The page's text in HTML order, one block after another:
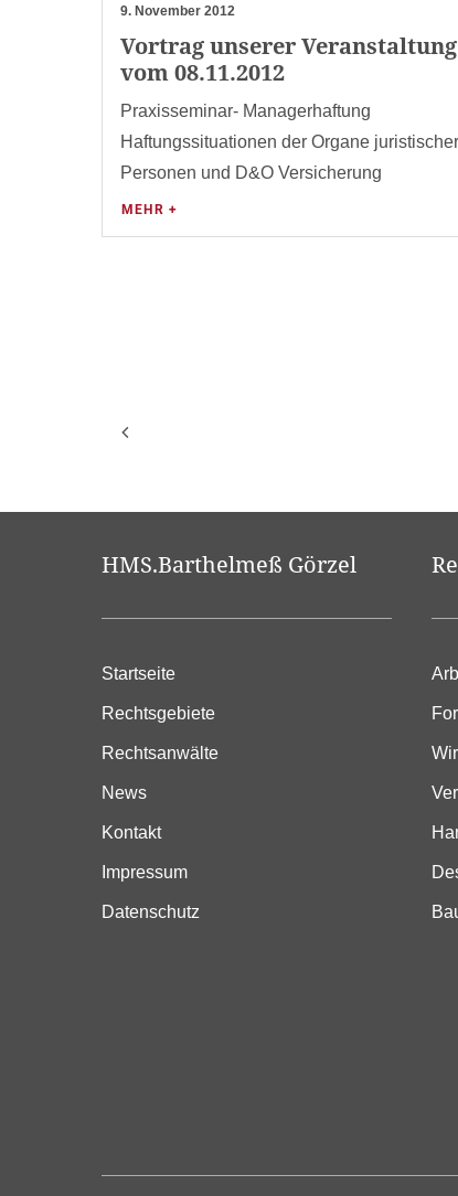
9. November 2012
Vortrag unserer Veranstaltung
vom 08.11.2012
Praxisseminar- Managerhaftung
Haftungssituationen der Organe juristischer
Personen und D&O Versicherung
MEHR +
HMS.Barthelmeß Görzel
Startseite
Rechtsgebiete
Rechtsanwälte
News
Kontakt
Impressum
Datenschutz